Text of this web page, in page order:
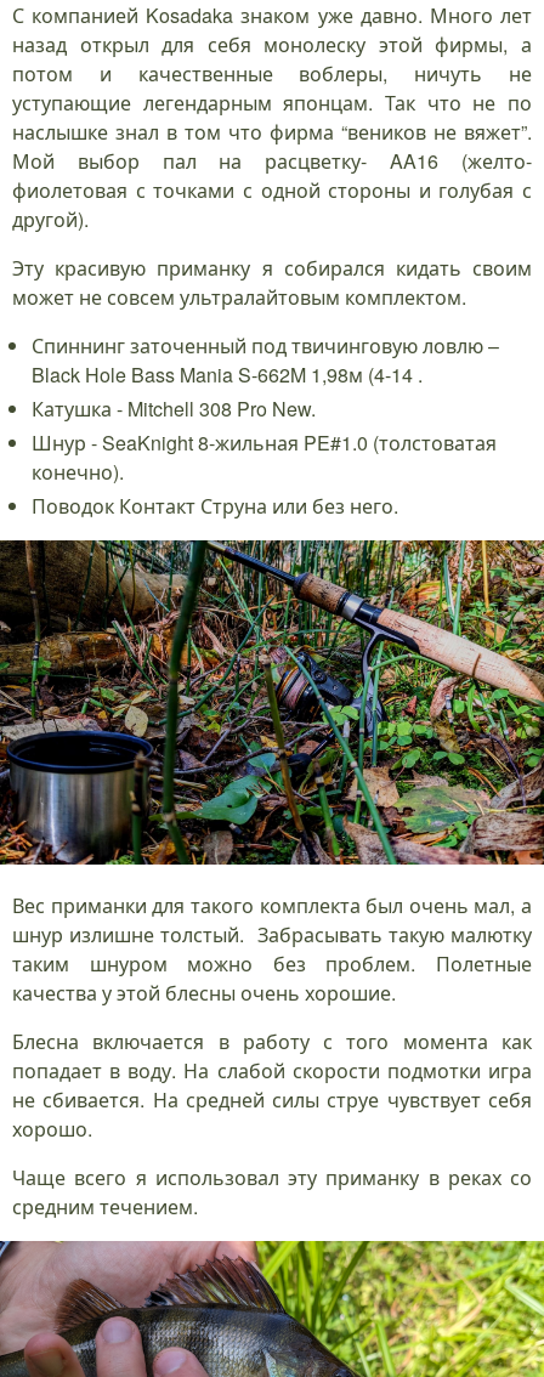
С компанией Kosadaka знаком уже давно. Много лет
назад открыл для себя монолеску этой фирмы, а
потом и качественные воблеры, ничуть не
уступающие легендарным японцам. Так что не по
наслышке знал в том что фирма “веников не вяжет”.
Мой выбор пал на расцветку- AA16 (желто-
фиолетовая с точками с одной стороны и голубая с
другой).
Эту красивую приманку я собирался кидать своим
может не совсем ультралайтовым комплектом.
Спиннинг заточенный под твичинговую ловлю –
Black Hole Bass Mania S-662M 1,98м (4-14 .
Катушка - Mitchell 308 Pro New.
Шнур - SeaKnight 8-жильная PE#1.0 (толстоватая
конечно).
Поводок Контакт Струна или без него.
Вес приманки для такого комплекта был очень мал, а
шнур излишне толстый. Забрасывать такую малютку
таким шнуром можно без проблем. Полетные
качества у этой блесны очень хорошие.
Блесна включается в работу с того момента как
попадает в воду. На слабой скорости подмотки игра
не сбивается. На средней силы струе чувствует себя
хорошо.
Чаще всего я использовал эту приманку в реках со
средним течением.